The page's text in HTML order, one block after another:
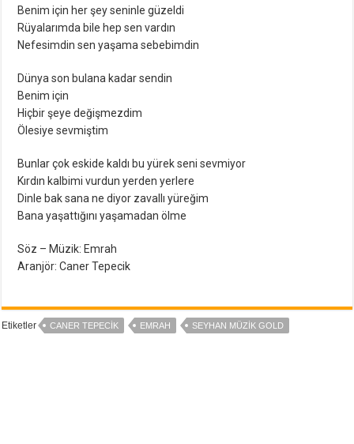
Benim için her şey seninle güzeldi
Rüyalarımda bile hep sen vardın
Nefesimdin sen yaşama sebebimdin
Dünya son bulana kadar sendin
Benim için
Hiçbir şeye değişmezdim
Ölesiye sevmiştim
Bunlar çok eskide kaldı bu yürek seni sevmiyor
Kırdın kalbimi vurdun yerden yerlere
Dinle bak sana ne diyor zavallı yüreğim
Bana yaşattığını yaşamadan ölme
Söz – Müzik: Emrah
Aranjör: Caner Tepecik
Etiketler CANER TEPECIK EMRAH SEYHAN MÜZIK GOLD